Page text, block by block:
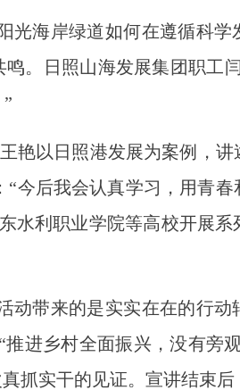
海岸绿道如何在遵循科学
。日照山海发展集团职工
以日照港发展为案例，讲
今后我会认真学习，用青春
水利职业学院等高校开展系
带来的是实实在在的行动
进乡村全面振兴，没有旁
抓实干的见证。宣讲结束后